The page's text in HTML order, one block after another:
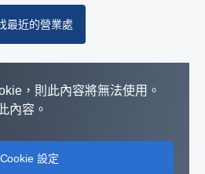
最近的營業處
，則此內容將無法使用。
內容。
Cookie 設定